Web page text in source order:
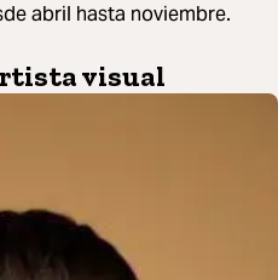
abril hasta noviembre.
visual